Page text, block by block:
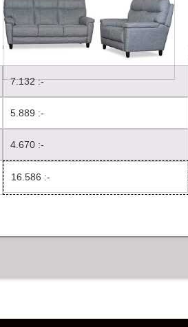
Tyg (standard)
7.132 :-
5.889 :-
4.670 :-
16.586 :-